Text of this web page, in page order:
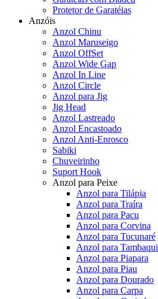
Protetor de Garatéias
Anzóis
Anzol Chinu
Anzol Maruseigo
Anzol OffSet
Anzol Wide Gap
Anzol In Line
Anzol Circle
Anzol para Jig
Jig Head
Anzol Lastreado
Anzol Encastoado
Anzol Anti-Enrosco
Sabiki
Chuveirinho
Suport Hook
Anzol para Peixe
Anzol para Tilápia
Anzol para Traíra
Anzol para Pacu
Anzol para Corvina
Anzol para Tucunaré
Anzol para Tambaqui
Anzol para Piapara
Anzol para Piau
Anzol para Dourado
Anzol para Carpa